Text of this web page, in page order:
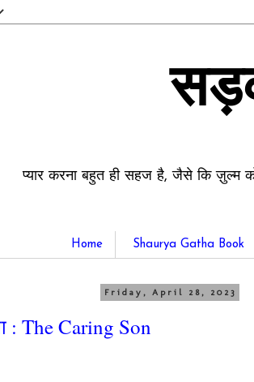
प्यार करना बहुत ही सहज है, जैसे कि ज़ुल्म
Home Shaurya Gatha Book
Friday, April 28, 2023
: The Caring Son